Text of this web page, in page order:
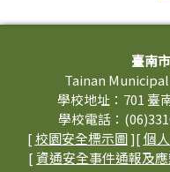
頁尾區域內容臺南
Tainan
學校地址：701 臺
學校電話：
[校園安全標示圖][個
[資通安全事件通報及